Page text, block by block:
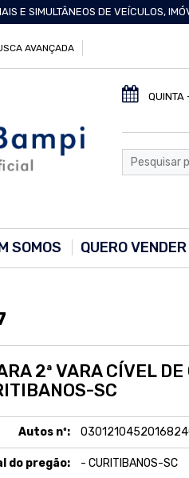
E SIMULTÂNEOS DE VEÍCULOS,
AVANÇADA
QUINTA
SOMOS QUERO VENDER
2ª VARA CÍVEL
SC
Autos nº:
do pregão: - CURITIBANOS-SC